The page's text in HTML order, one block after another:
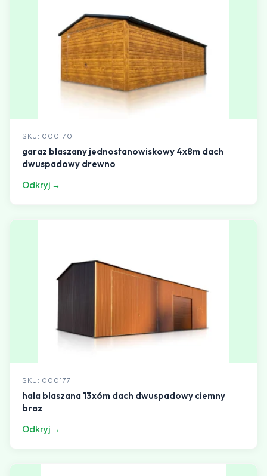
SKU: 000170
garaz blaszany jednostanowiskowy 4x8m dach
dwuspadowy drewno
Odkryj →
SKU: 000177
hala blaszana 13x6m dach dwuspadowy ciemny
braz
Odkryj →